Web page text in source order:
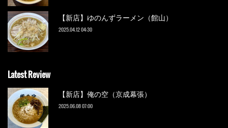
【新店】ゆのんずラーメン（館山）
2025.04.12 04:30
Latest Review
【新店】俺の空（京成幕張）
2025.06.08 07:00